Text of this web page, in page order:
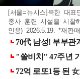
[서울=뉴시스]북한 대
종사 훈련 시설을 시찰
인용) 2026.5.19. *재판